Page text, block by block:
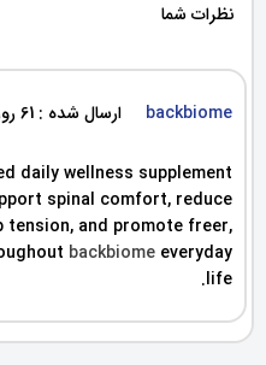
نظرات شما
backbiome ارسال شده : 61 روز پیش
daily wellness supplement
spinal comfort, reduce
and promote freer,
backbiome everyday
life.